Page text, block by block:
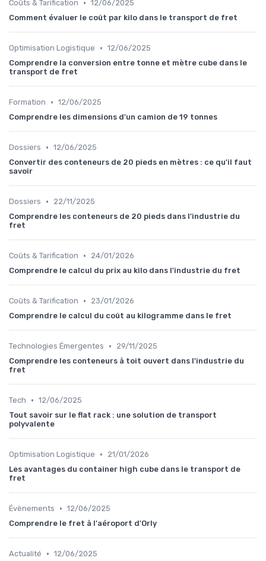
Coûts & Tarification • 12/06/2025
Comment évaluer le coût par kilo dans le transport de fret
Optimisation Logistique • 12/06/2025
Comprendre la conversion entre tonne et mètre cube dans le
transport de fret
Formation • 12/06/2025
Comprendre les dimensions d'un camion de 19 tonnes
Dossiers • 12/06/2025
Convertir des conteneurs de 20 pieds en mètres : ce qu'il faut
savoir
Dossiers •
22/11/2025
Comprendre les conteneurs de 20 pieds dans l'industrie du
fret
Coûts & Tarification •
24/01/2026
Comprendre le calcul du prix au kilo dans l'industrie du fret
Coûts & Tarification •
23/01/2026
Comprendre le calcul du coût au kilogramme dans le fret
Technologies Émergentes •
29/11/2025
Comprendre les conteneurs à toit ouvert dans l'industrie du
fret
Tech • 12/06/2025
Tout savoir sur le flat rack : une solution de transport
polyvalente
Optimisation Logistique •
21/01/2026
Les avantages du container high cube dans le transport de
fret
Évènements • 12/06/2025
Comprendre le fret à l'aéroport d'Orly
Actualité • 12/06/2025